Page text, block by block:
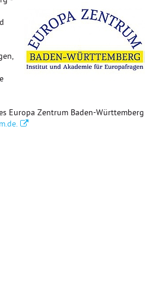
Europa Zentrum Baden-Württemberg